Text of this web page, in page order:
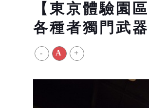
【東京體驗園
各種者獨門武器
- A +